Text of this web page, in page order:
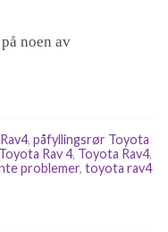
noen av
, påfyllingsrør Toyota
Toyota Rav 4, Toyota Rav4,
problemer, toyota rav4